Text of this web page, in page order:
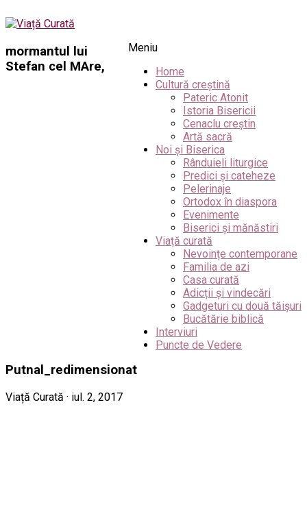
Meniu
Home
Cultură creștină
Pateric Atonit
Istoria Bisericii
Cenaclu creștin
Artă sacră
Noi și Biserica
Rânduieli liturgice
Predici și cateheze
Pelerinaje
Ortodox în diaspora
Evenimente
Biserici și mănăstiri
Viață curată
Nevoințe contemporane
Familia de azi
Casa curată
Adicții și vindecări
Gadgeturi cu două tăișuri
Bucătărie biblică
Interviuri
Puncte de Vedere
mormantul lui
Stefan cel MAre,
Putnal_redimensionat
Viață Curată · iul. 2, 2017